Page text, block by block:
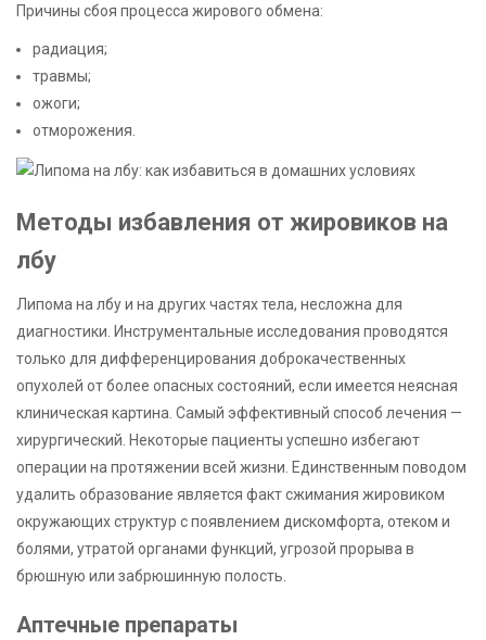
Причины сбоя процесса жирового обмена:
радиация;
травмы;
ожоги;
отморожения.
Методы избавления от жировиков на
лбу
Липома на лбу и на других частях тела, несложна для
диагностики. Инструментальные исследования проводятся
только для дифференцирования доброкачественных
опухолей от более опасных состояний, если имеется неясная
клиническая картина. Самый эффективный способ лечения —
хирургический. Некоторые пациенты успешно избегают
операции на протяжении всей жизни. Единственным поводом
удалить образование является факт сжимания жировиком
окружающих структур с появлением дискомфорта, отеком и
болями, утратой органами функций, угрозой прорыва в
брюшную или забрюшинную полость.
Аптечные препараты